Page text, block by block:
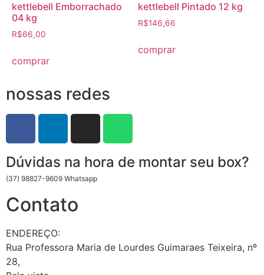
kettlebell Emborrachado
04 kg
R$66,00
comprar
kettlebell Pintado 12 kg
R$146,66
comprar
nossas redes
Dúvidas na hora de montar seu box?
(37) 98827-9609 Whatsapp
Contato
ENDEREÇO:
Rua Professora Maria de Lourdes Guimaraes Teixeira, nº
28,